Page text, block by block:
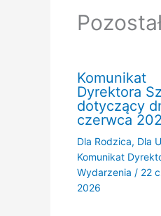
Komunikat
Dyrektora
dotyczący
czerwca
Dla Rodzica, Dla
Komunikat
Wydarzenia / 22
2026